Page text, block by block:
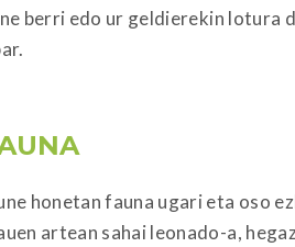
berri edo ur geldierekin lotura
honetan fauna ugari eta oso
artean sahai leonado-a,